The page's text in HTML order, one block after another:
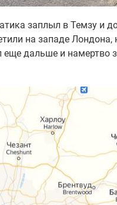
заплыл в Темзу и
на западе
дальше и намертво